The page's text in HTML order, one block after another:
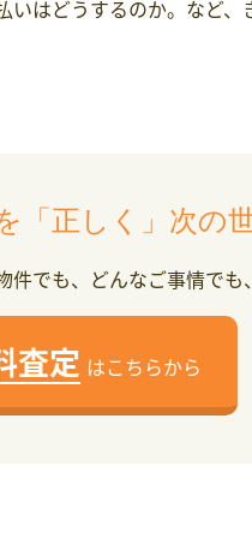
いはどうするのか。など
「正しく」次の
件でも、どんなご事情でも
査定 はこちらから